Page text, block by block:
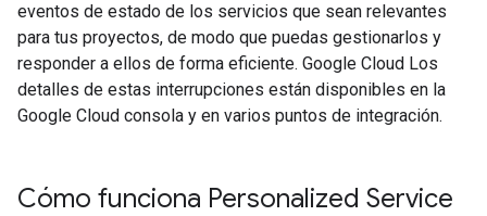
eventos de estado de los servicios que sean relevantes
para tus proyectos, de modo que puedas gestionarlos y
responder a ellos de forma eficiente. Google Cloud Los
detalles de estas interrupciones están disponibles en la
Google Cloud consola y en varios puntos de integración.
Cómo funciona Personalized Service